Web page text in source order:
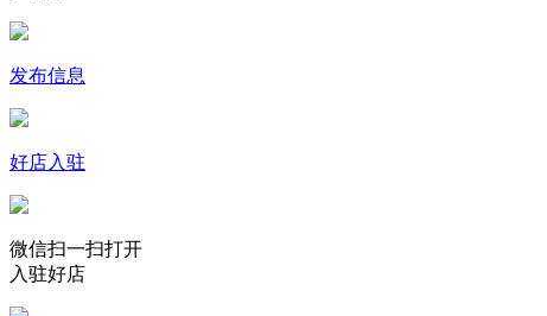
发布信息
好店入驻
微信扫一扫打开
入驻好店